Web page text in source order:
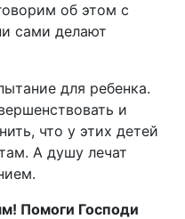
об этом с
сами делают
для ребенка.
и
что у этих детей
А душу лечат
Помоги Господи